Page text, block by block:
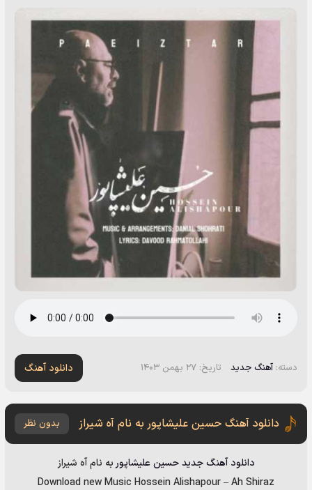
دسته: آهنگ جدید تاریخ: ۲۷ بهمن ۱۴۰۳ دانلود آهنگ
دانلود آهنگ حسین علیشاپور به نام آه شیراز بدون نظر
دانلود آهنگ جدید حسین علیشاپوربه نامآه شیراز
Download new Music Hossein Alishapour–Ah Shiraz